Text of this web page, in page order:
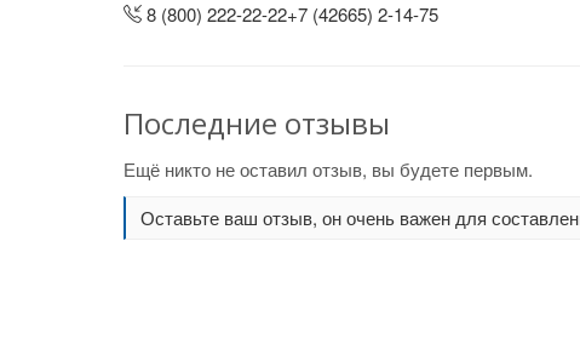
8 (800) 222-22-22+7 (42665) 2-14-75
Последние отзывы
Ещё никто не оставил отзыв, вы будете первым.
Оставьте ваш отзыв, он очень важен для